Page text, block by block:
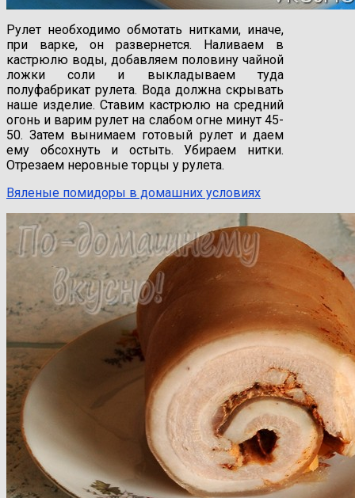
Рулет необходимо обмотать нитками, иначе,
при варке, он развернется. Наливаем в
кастрюлю воды, добавляем половину чайной
ложки соли и выкладываем туда
полуфабрикат рулета. Вода должна скрывать
наше изделие. Ставим кастрюлю на средний
огонь и варим рулет на слабом огне минут 45-
50. Затем вынимаем готовый рулет и даем
ему обсохнуть и остыть. Убираем нитки.
Отрезаем неровные торцы у рулета.
Вяленые помидоры в домашних условиях